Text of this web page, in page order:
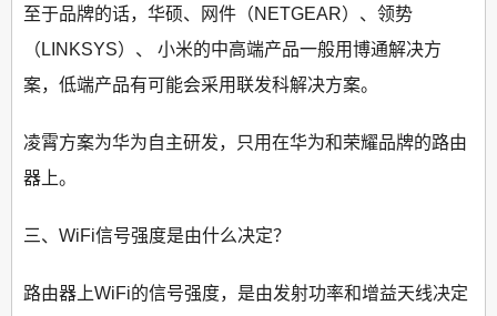
至于品牌的话，华硕、网件（NETGEAR）、领势
（LINKSYS）、 小米的中高端产品一般用博通解决方
案，低端产品有可能会采用联发科解决方案。
凌霄方案为华为自主研发，只用在华为和荣耀品牌的路由
器上。
三、WiFi信号强度是由什么决定？
路由器上WiFi的信号强度，是由发射功率和增益天线决定